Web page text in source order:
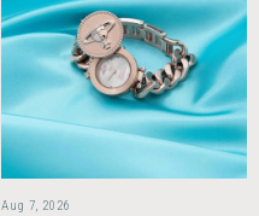
Aug 7, 2026